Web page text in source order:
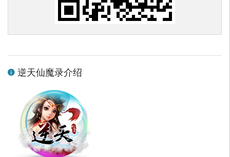
逆天仙魔录介绍